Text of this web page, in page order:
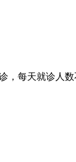
，每天就诊人